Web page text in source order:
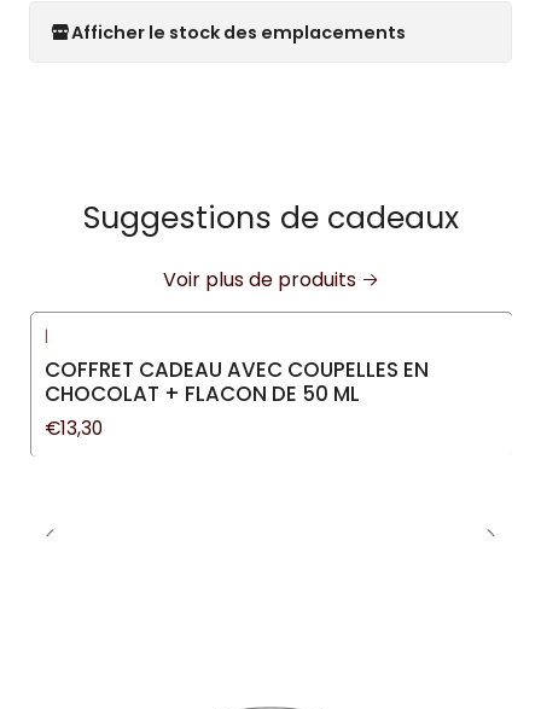
Afficher le stock des emplacements
Suggestions de cadeaux
Voir plus de produits
|
COFFRET CADEAU AVEC COUPELLES EN
CHOCOLAT + FLACON DE 50 ML
€13,30